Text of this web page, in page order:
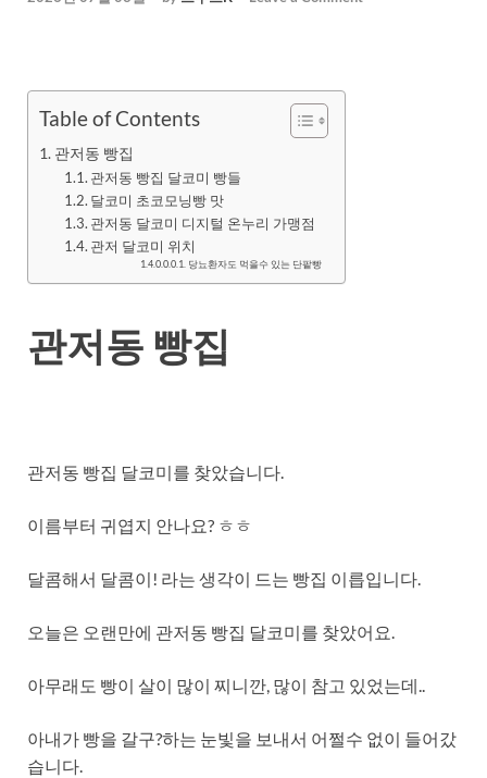
Table of Contents
관저동 빵집
관저동 빵집 달코미 빵들
달코미 초코모닝빵 맛
관저동 달코미 디지털 온누리 가맹점
관저 달코미 위치
당뇨환자도 먹을수 있는 단팥빵
관저동 빵집
관저동 빵집 달코미를 찾았습니다.
이름부터 귀엽지 안나요? ㅎㅎ
달콤해서 달콤이! 라는 생각이 드는 빵집 이릅입니다.
오늘은 오랜만에 관저동 빵집 달코미를 찾았어요.
아무래도 빵이 살이 많이 찌니깐, 많이 참고 있었는데..
아내가 빵을 갈구?하는 눈빛을 보내서 어쩔수 없이 들어갔
습니다.